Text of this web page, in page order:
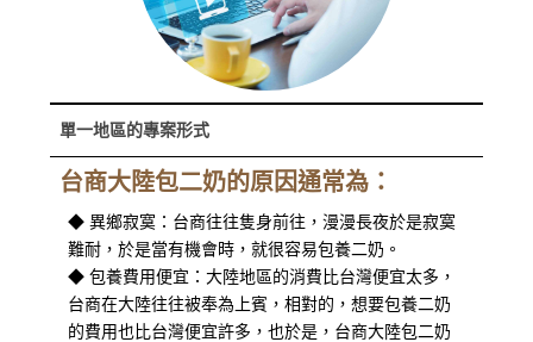
單一地區的專案形式
台商大陸包二奶的原因通常為：
◆ 異鄉寂寞：台商往往隻身前往，漫漫長夜於是寂寞
難耐，於是當有機會時，就很容易包養二奶。
◆ 包養費用便宜：大陸地區的消費比台灣便宜太多，
台商在大陸往往被奉為上賓，相對的，想要包養二奶
的費用也比台灣便宜許多，也於是，台商大陸包二奶